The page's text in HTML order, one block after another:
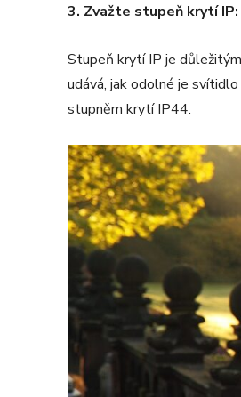
3. Zvažte stupeň krytí IP:
Stupeň krytí IP je
udává, jak odolné je
stupněm krytí IP44.